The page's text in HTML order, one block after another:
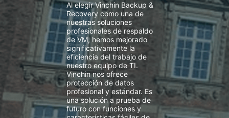
Al elegir Vinchin Backup &
Recovery como una de
nuestras soluciones
profesionales de respaldo
de VM, hemos mejorado
significativamente la
eficiencia del trabajo de
nuestro equipo de TI.
Vinchin nos ofrece
protección de datos
profesional y estándar. Es
una solución a prueba de
futuro con funciones y